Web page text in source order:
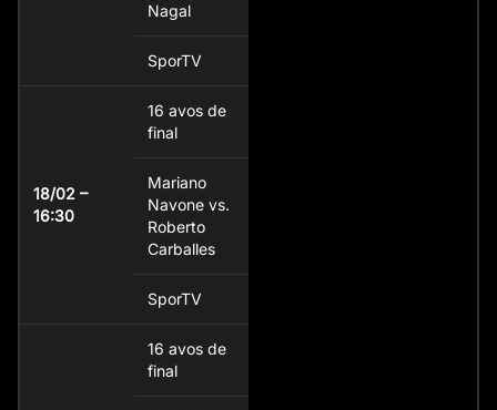
Nagal
SporTV
18/02 –
16:30
16 avos de
final
Mariano
Navone vs.
Roberto
Carballes
SporTV
16 avos de
final